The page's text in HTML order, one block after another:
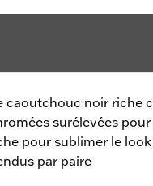
caoutchouc noir riche
surélevées
pour sublimer le look
par paire